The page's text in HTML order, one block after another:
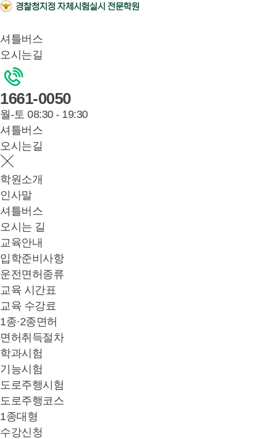
셔틀버스
오시는길
1661-0050
월-토 08:30 - 19:30
셔틀버스
오시는길
학원소개
인사말
셔틀버스
오시는 길
교육안내
입학준비사항
운전면허종류
교육 시간표
교육 수강료
1종·2종면허
면허취득절차
학과시험
기능시험
도로주행시험
도로주행코스
1종대형
수강신청